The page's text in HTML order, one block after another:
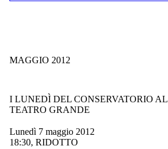
MAGGIO 2012
I LUNEDÌ DEL CONSERVATORIO AL
TEATRO GRANDE
lunedì 7 maggio 2012
18:30, RIDOTTO